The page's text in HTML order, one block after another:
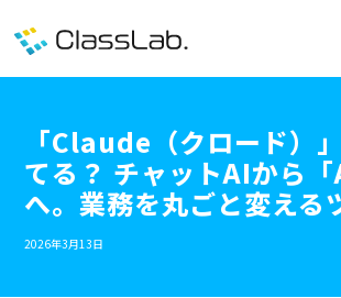
「Claude（クロード）
てる？ チャットAIから「
へ。業務を丸ごと変える
2026年3月13日